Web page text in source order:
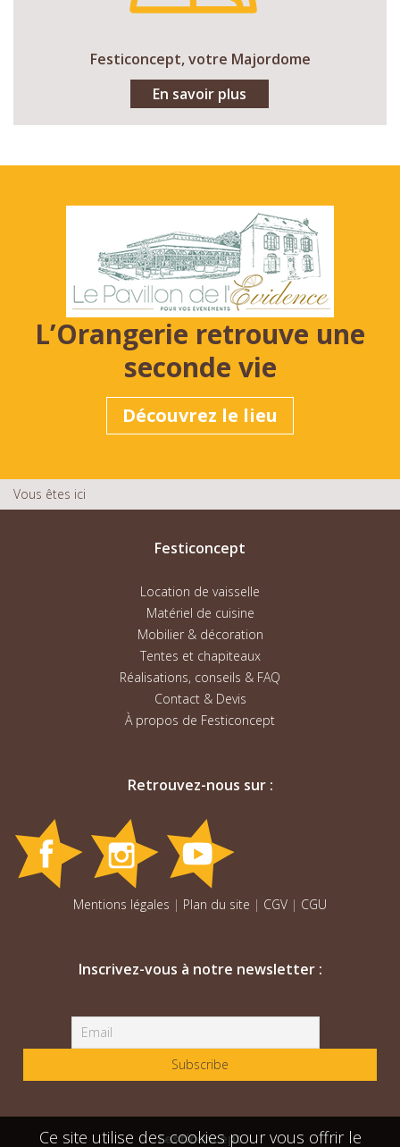
Festiconcept, votre Majordome
En savoir plus
L’Orangerie retrouve une
seconde vie
Découvrez le lieu
Vous êtes ici
Festiconcept
Location de vaisselle
Matériel de cuisine
Mobilier & décoration
Tentes et chapiteaux
Réalisations, conseils & FAQ
Contact & Devis
À propos de Festiconcept
Retrouvez-nous sur :
Mentions légales | Plan du site | CGV | CGU
Inscrivez-vous à notre newsletter :
Festiconcept
Ce site utilise des cookies pour vous offrir le